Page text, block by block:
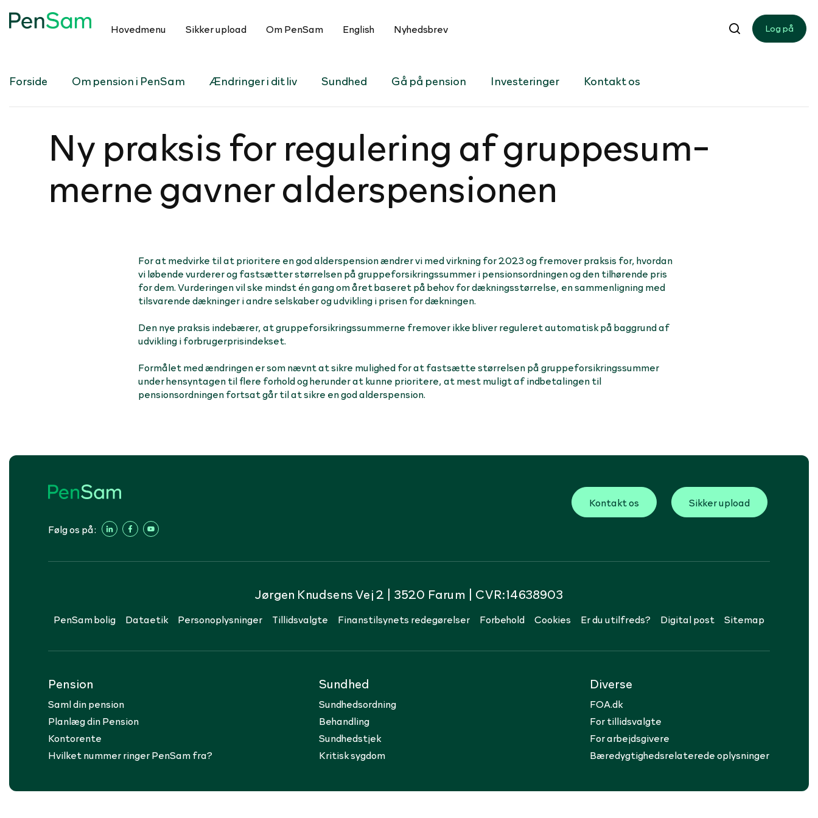
Hovedmenu Sikker upload Om PenSam English Nyhedsbrev Log på
Forside Om pension i PenSam Ændringer i dit liv Sundhed Gå på pension Investeringer Kontakt os
Ny praksis for re­gu­le­ring af grup­pe­sum­
mer­ne gavner al­der­s­pen­sio­nen
For at medvirke til at prioritere en god alderspension ændrer vi med virkning for 2023 og fremover praksis for, hvordan
vi løbende vurderer og fastsætter størrelsen på gruppeforsikringssummer i pensionsordningen og den tilhørende pris
for dem. Vurderingen vil ske mindst én gang om året baseret på behov for dækningsstørrelse, en sammenligning med
tilsvarende dækninger i andre selskaber og udvikling i prisen for dækningen.
Den nye praksis indebærer, at gruppeforsikringssummerne fremover ikke bliver reguleret automatisk på baggrund af
udvikling i forbrugerprisindekset.
Formålet med ændringen er som nævnt at sikre mulighed for at fastsætte størrelsen på gruppeforsikringssummer
under hensyntagen til flere forhold og herunder at kunne prioritere, at mest muligt af indbetalingen til
pensionsordningen fortsat går til at sikre en god alderspension.
Følg os på:
Kontakt os Sikker upload
Jørgen Knudsens Vej 2 | 3520 Farum | CVR:14638903
PenSam bolig Dataetik Personoplysninger Tillidsvalgte Finanstilsynets redegørelser Forbehold Cookies Er du utilfreds? Digital post Sitemap
Pension
Saml din pension
Planlæg din Pension
Kontorente
Hvilket nummer ringer PenSam fra?
Sundhed
Sundhedsordning
Behandling
Sundhedstjek
Kritisk sygdom
Diverse
FOA.dk
For tillidsvalgte
For arbejdsgivere
Bæredygtighedsrelaterede oplysninger